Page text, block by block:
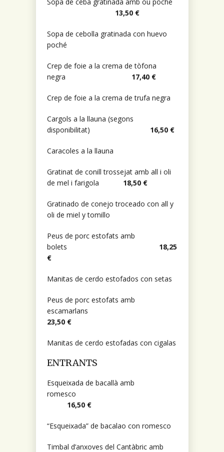
13,50 €
Sopa de cebolla gratinada con huevo
poché
Crep de foie a la crema de tòfona
negra 17,40 €
Crep de foie a la crema de trufa negra
Cargols a la llauna (segons
disponibilitat)
16,50 €
Caracoles a la llauna
Gratinat de conill trossejat amb all i oli
de mel i farigola 18,50 €
Gratinado de conejo troceado con all y
oli de miel y tomillo
Peus de porc estofats amb
bolets 18,25
€
Manitas de cerdo estofados con setas
Peus de porc estofats amb
escamarlans
23,50 €
Manitas de cerdo estofadas con cigalas
ENTRANTS
Esqueixada de bacallà amb
romesco
16,50 €
“Esqueixada” de bacalao con romesco
Timbal d’anxoves del Cantàbric amb